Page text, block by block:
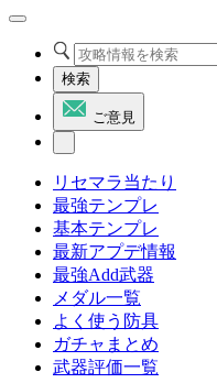
検索
ご意見
リセマラ当たり
最強テンプレ
基本テンプレ
最新アプデ情報
最強Add武器
メダル一覧
よく使う防具
ガチャまとめ
武器評価一覧